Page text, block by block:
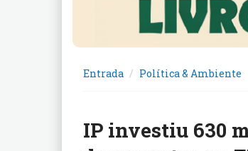
Entrada Política & Ambiente
IP investiu 630